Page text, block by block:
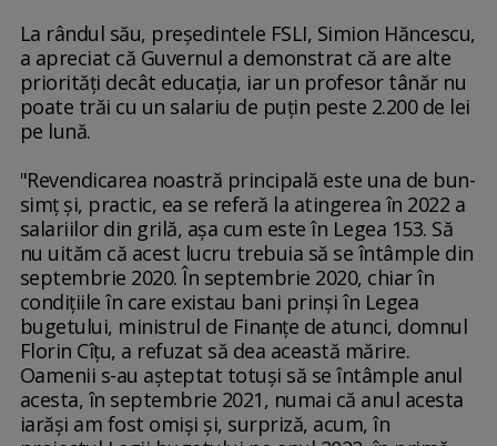
La rândul său, preşedintele FSLI, Simion Hăncescu,
a apreciat că Guvernul a demonstrat că are alte
priorităţi decât educaţia, iar un profesor tânăr nu
poate trăi cu un salariu de puţin peste 2.200 de lei
pe lună.
"Revendicarea noastră principală este una de bun-
simţ şi, practic, ea se referă la atingerea în 2022 a
salariilor din grilă, aşa cum este în Legea 153. Să
nu uităm că acest lucru trebuia să se întâmple din
septembrie 2020. În septembrie 2020, chiar în
condiţiile în care existau bani prinşi în Legea
bugetului, ministrul de Finanţe de atunci, domnul
Florin Cîţu, a refuzat să dea această mărire.
Oamenii s-au aşteptat totuşi să se întâmple anul
acesta, în septembrie 2021, numai că anul acesta
iarăşi am fost omişi şi, surpriză, acum, în